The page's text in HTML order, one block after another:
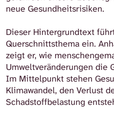
neue Gesundheitsrisiken.
Dieser Hintergrundtext
Querschnittsthema ein.
zeigt er, wie
Umweltveränderungen die
Im Mittelpunkt stehen
Klimawandel, den Verlust
Schadstoffbelastung